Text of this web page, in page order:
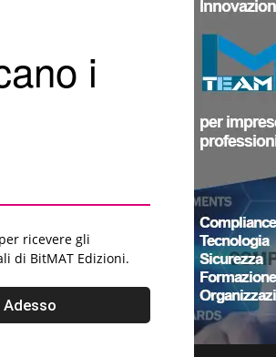
i
ricevere gli
di BitMAT Edizioni.